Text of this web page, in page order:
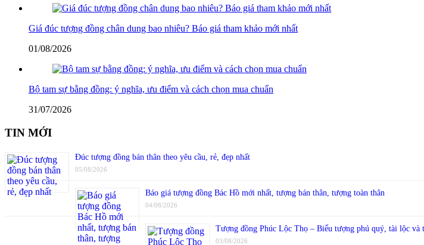
Giá đúc tượng đồng chân dung bao nhiêu? Báo giá tham khảo mới nhất
01/08/2026
Bộ tam sự bằng đồng: ý nghĩa, ưu điểm và cách chọn mua chuẩn
31/07/2026
TIN MỚI
Đúc tượng đồng bán thân theo yêu cầu, rẻ, đẹp nhất
05/08/2026
Báo giá tượng đồng Bác Hồ mới nhất, tượng bán thân, tượng toàn thân
04/08/2026
Tượng đồng Phúc Lộc Thọ – Biểu tượng phú quý, tài lộc và
03/08/2026